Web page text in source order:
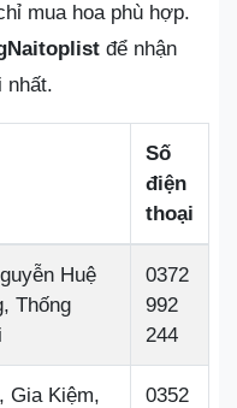
mua hoa phù hợp.
để nhận
nhất.
Số
điện
thoại
Huệ
Thống
0372
992
244
Gia Kiệm,
0352